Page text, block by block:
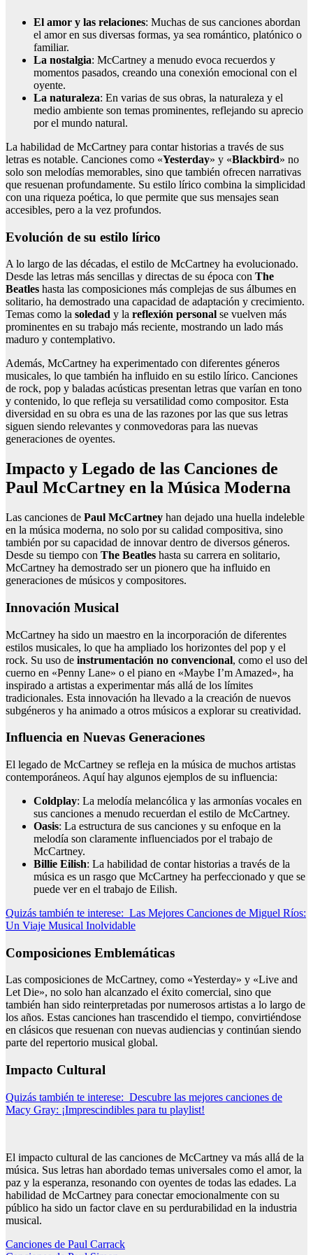
El amor y las relaciones: Muchas de sus canciones abordan
el amor en sus diversas formas, ya sea romántico, platónico o
familiar.
La nostalgia: McCartney a menudo evoca recuerdos y
momentos pasados, creando una conexión emocional con el
oyente.
La naturaleza: En varias de sus obras, la naturaleza y el
medio ambiente son temas prominentes, reflejando su aprecio
por el mundo natural.
La habilidad de McCartney para contar historias a través de sus
letras es notable. Canciones como «Yesterday» y «Blackbird» no
solo son melodías memorables, sino que también ofrecen narrativas
que resuenan profundamente. Su estilo lírico combina la simplicidad
con una riqueza poética, lo que permite que sus mensajes sean
accesibles, pero a la vez profundos.
Evolución de su estilo lírico
A lo largo de las décadas, el estilo de McCartney ha evolucionado.
Desde las letras más sencillas y directas de su época con The
Beatles hasta las composiciones más complejas de sus álbumes en
solitario, ha demostrado una capacidad de adaptación y crecimiento.
Temas como la soledad y la reflexión personal se vuelven más
prominentes en su trabajo más reciente, mostrando un lado más
maduro y contemplativo.
Además, McCartney ha experimentado con diferentes géneros
musicales, lo que también ha influido en su estilo lírico. Canciones
de rock, pop y baladas acústicas presentan letras que varían en tono
y contenido, lo que refleja su versatilidad como compositor. Esta
diversidad en su obra es una de las razones por las que sus letras
siguen siendo relevantes y conmovedoras para las nuevas
generaciones de oyentes.
Impacto y Legado de las Canciones de
Paul McCartney en la Música Moderna
Las canciones de Paul McCartney han dejado una huella indeleble
en la música moderna, no solo por su calidad compositiva, sino
también por su capacidad de innovar dentro de diversos géneros.
Desde su tiempo con The Beatles hasta su carrera en solitario,
McCartney ha demostrado ser un pionero que ha influido en
generaciones de músicos y compositores.
Innovación Musical
McCartney ha sido un maestro en la incorporación de diferentes
estilos musicales, lo que ha ampliado los horizontes del pop y el
rock. Su uso de instrumentación no convencional, como el uso del
cuerno en «Penny Lane» o el piano en «Maybe I’m Amazed», ha
inspirado a artistas a experimentar más allá de los límites
tradicionales. Esta innovación ha llevado a la creación de nuevos
subgéneros y ha animado a otros músicos a explorar su creatividad.
Influencia en Nuevas Generaciones
El legado de McCartney se refleja en la música de muchos artistas
contemporáneos. Aquí hay algunos ejemplos de su influencia:
Coldplay: La melodía melancólica y las armonías vocales en
sus canciones a menudo recuerdan el estilo de McCartney.
Oasis: La estructura de sus canciones y su enfoque en la
melodía son claramente influenciados por el trabajo de
McCartney.
Billie Eilish: La habilidad de contar historias a través de la
música es un rasgo que McCartney ha perfeccionado y que se
puede ver en el trabajo de Eilish.
Quizás también te interese: Las Mejores Canciones de Miguel Ríos:
Un Viaje Musical Inolvidable
Composiciones Emblemáticas
Las composiciones de McCartney, como «Yesterday» y «Live and
Let Die», no solo han alcanzado el éxito comercial, sino que
también han sido reinterpretadas por numerosos artistas a lo largo de
los años. Estas canciones han trascendido el tiempo, convirtiéndose
en clásicos que resuenan con nuevas audiencias y continúan siendo
parte del repertorio musical global.
Impacto Cultural
Quizás también te interese: Descubre las mejores canciones de
Macy Gray: ¡Imprescindibles para tu playlist!
El impacto cultural de las canciones de McCartney va más allá de la
música. Sus letras han abordado temas universales como el amor, la
paz y la esperanza, resonando con oyentes de todas las edades. La
habilidad de McCartney para conectar emocionalmente con su
público ha sido un factor clave en su perdurabilidad en la industria
musical.
Navegación
Canciones de Paul Carrack